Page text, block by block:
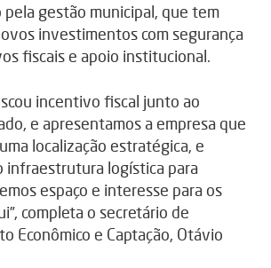
gestão municipal, que tem
investimentos com segurança
fiscais e apoio institucional.
incentivo fiscal junto ao
e apresentamos a empresa que
localização estratégica, e
infraestrutura logística para
espaço e interesse para os
completa o secretário de
Econômico e Captação, Otávio